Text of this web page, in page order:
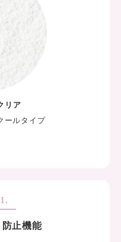
リア
ールタイプ
防止機能